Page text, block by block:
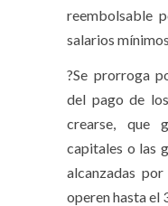
reembolsable
salarios
?Se prorroga
del pago de
crearse, que
capitales o las
alcanzadas
operen hasta el